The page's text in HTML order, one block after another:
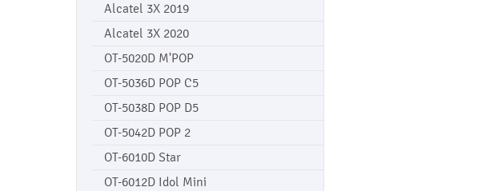
Alcatel 3X 2019
Alcatel 3X 2020
OT-5020D M'POP
OT-5036D POP C5
OT-5038D POP D5
OT-5042D POP 2
OT-6010D Star
OT-6012D Idol Mini